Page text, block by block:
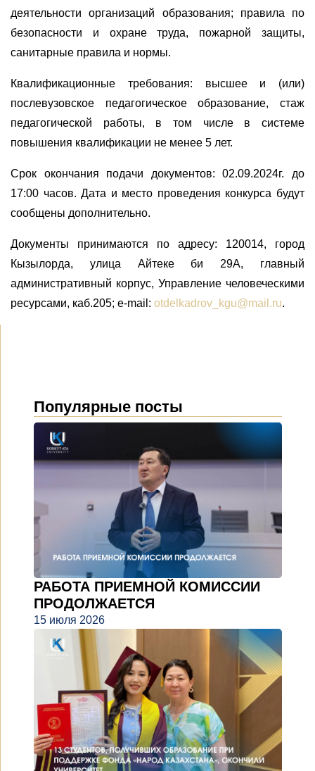
деятельности организаций образования; правила по
безопасности и охране труда, пожарной защиты,
санитарные правила и нормы.
Квалификационные требования: высшее и (или)
послевузовское педагогическое образование, стаж
педагогической работы, в том числе в системе
повышения квалификации не менее 5 лет.
Срок окончания подачи документов: 02.09.2024г. до
17:00 часов. Дата и место проведения конкурса будут
сообщены дополнительно.
Документы принимаются по адресу: 120014, город
Кызылорда, улица Айтеке би 29А, главный
административный корпус, Управление человеческими
ресурсами, каб.205; e-mail: otdelkadrov_kgu@mail.ru.
Популярные посты
РАБОТА ПРИЕМНОЙ КОМИССИИ
ПРОДОЛЖАЕТСЯ
15 июля 2026